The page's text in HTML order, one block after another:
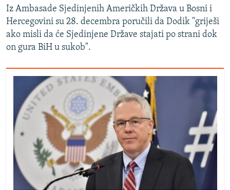
Iz Ambasade Sjedinjenih Američkih Država u Bosni i
Hercegovini su 28. decembra poručili da Dodik "griješi
ako misli da će Sjedinjene Države stajati po strani dok
on gura BiH u sukob".